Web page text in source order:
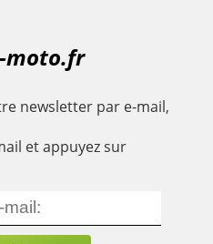
moto.fr
newsletter par e-mail,
et appuyez sur